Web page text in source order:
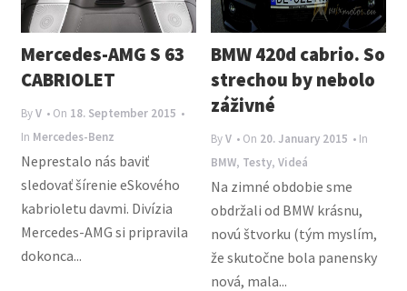
g
a
Mercedes-AMG S 63
CABRIOLET
ByV • On 18. September 2015 •
In Mercedes-Benz
Neprestalo nás baviť
sledovať šírenie eSkového
kabrioletu davmi. Divízia
Mercedes-AMG si pripravila
dokonca...
BMW 420d cabrio. So
strechou by nebolo
záživné
ByV • On 20. January 2015 • In
BMW, Testy,Videá
Na zimné obdobie sme
obdržali od BMW krásnu,
novú štvorku (tým myslím,
že skutočne bola panensky
nová, mala...